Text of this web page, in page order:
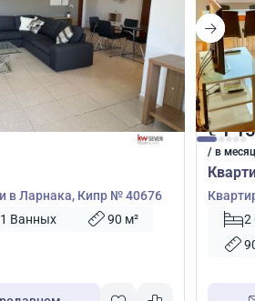
в Ларнака, Кипр № 40676
1 Ванных 90 м²
€1
/ в
2